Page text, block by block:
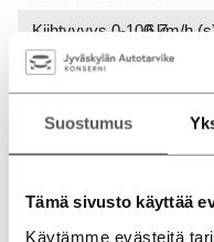
Suostumus
Tämä sivusto käyttää
Käytämme evästeitä
Kiihtyvyys 0-100 km/h
6,7
Huippunopeus (km/h)
Ilmanvastuskerroin (Cd)
Toimintamatka wltp
482
Hinta alk. 52 090 €
Hinnat sis. toimituskulut